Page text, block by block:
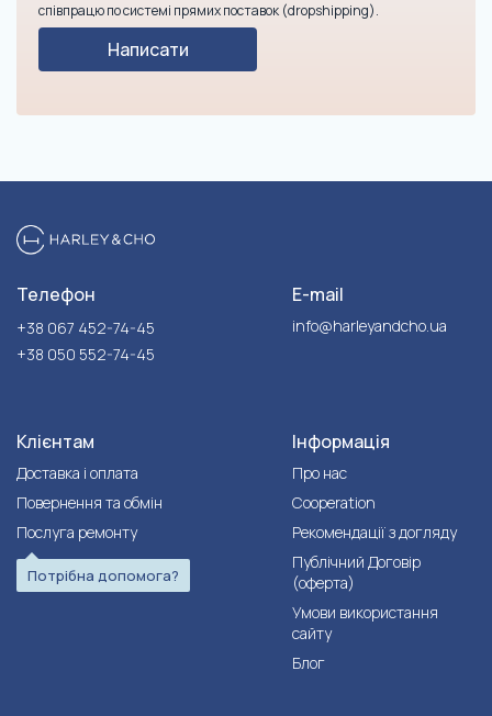
співпрацю по системі прямих поставок (dropshipping).
Написати
Телефон
+38 067 452-74-45
+38 050 552-74-45
E-mail
info@harleyandcho.ua
Клієнтам
Доставка і оплата
Повернення та обмін
Послуга ремонту
Потрібна допомога?
Інформація
Про нас
Cooperation
Рекомендації з догляду
Публічний Договір
(оферта)
Умови використання
сайту
Блог